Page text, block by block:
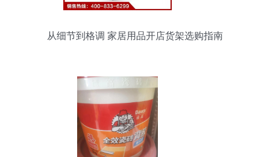
从细节到格调 家居用品开店货架选购指南